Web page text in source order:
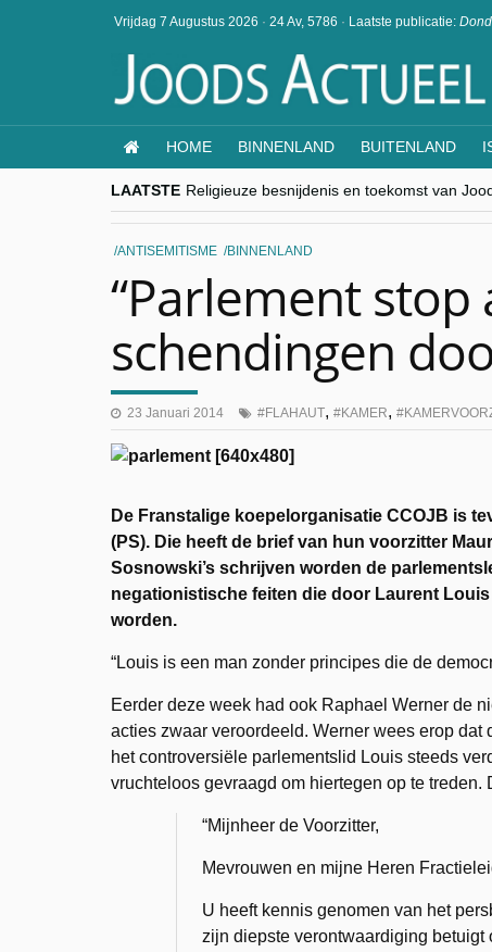
Vrijdag 7 Augustus 2026 · 24 Av, 5786 · Laatste publicatie:
HOME BINNENLAND BUITENLAND
LAATSTE Religieuze besnijdenis en toekomst van
“Besnijdenisdebat toont hoe moeilijk
CITYTRIP | ROEMENIË – Boekarest: de
“Vandaag zit elke Jood in België op de
ANTISEMITISME BINNENLAND
“Parlement
schendingen
23 Januari 2014 FLAHAUT, KAMER,
De Franstalige koepelorganisatie CCOJB is
(PS). Die heeft de brief van hun voorzitter
Sosnowski’s schrijven worden de
negationistische feiten die door Laurent
worden.
“Louis is een man zonder principes die de
Eerder deze week had ook Raphael Werner de
acties zwaar veroordeeld. Werner wees erop
het controversiële parlementslid Louis steeds
vruchteloos gevraagd om hiertegen op te
“Mijnheer de Voorzitter,
Mevrouwen en mijne Heren
U heeft kennis genomen van het
zijn diepste verontwaardiging betuigt